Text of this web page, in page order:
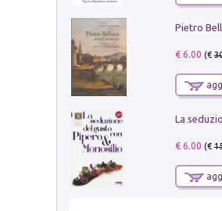
€ 6.00 (€
€ 6.00 (€